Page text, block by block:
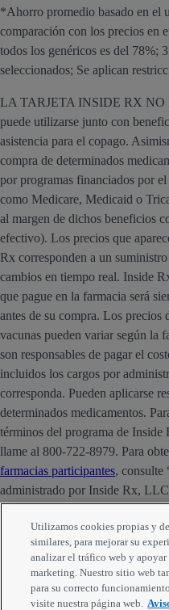
*Ahorro promedio basado en el
comparación con los precios en
todos los genéricos es del 78%;
seleccionados; Se aplican
LA TARJETA INSIDE RX NO
puede utilizarse junto con
asistencia para el copago.
compra de determinados
por programas financiados por
como Medicare, Medicaid o
al margen de dichos beneficios
efectivo). Los precios que
Rx corresponden a un
cambios en tiempo real. Inside
que pague en la farmacia será
antes de su compra. Los precios
vacunas pueden variar según la
son responsables de pagar el
incluidos los cargos por
corresponda. Pueden aplicarse
determinados medicamentos.
términos del programa de Inside
llame al 800-722-8979. Para
farmacias participantes, consulte
administrado por Inside Rx,
Strategic Development, Inc.
Utilizamos cookies propias y
similares, para mejorar su
analizar el tráfico web y apoyar
marketing. Nuestro sitio web
para su correcto
visite nuestra página web.